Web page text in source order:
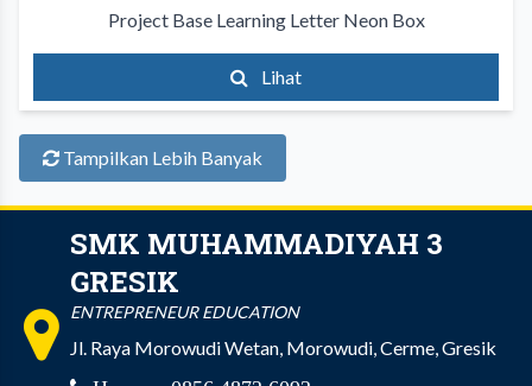
Project Base Learning Letter Neon Box
Lihat
Tampilkan Lebih Banyak
SMK MUHAMMADIYAH 3
GRESIK
ENTREPRENEUR EDUCATION
Jl. Raya Morowudi Wetan, Morowudi, Cerme, Gresik